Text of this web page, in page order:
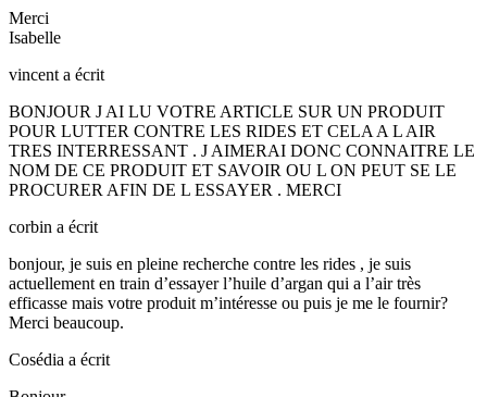
Merci
Isabelle
vincent a écrit
BONJOUR J AI LU VOTRE ARTICLE SUR UN PRODUIT
POUR LUTTER CONTRE LES RIDES ET CELA A L AIR
TRES INTERRESSANT . J AIMERAI DONC CONNAITRE LE
NOM DE CE PRODUIT ET SAVOIR OU L ON PEUT SE LE
PROCURER AFIN DE L ESSAYER . MERCI
corbin a écrit
bonjour, je suis en pleine recherche contre les rides , je suis
actuellement en train d’essayer l’huile d’argan qui a l’air très
efficasse mais votre produit m’intéresse ou puis je me le fournir?
Merci beaucoup.
Cosédia a écrit